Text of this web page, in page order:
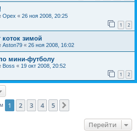
Орех « 26 ноя 2008, 20:25
1 2
коток зимой
Aston79 « 26 ноя 2008, 16:02
мини-футболу
Boss « 19 окт 2008, 20:52
1 2
1 2 3 4 5
Перейти